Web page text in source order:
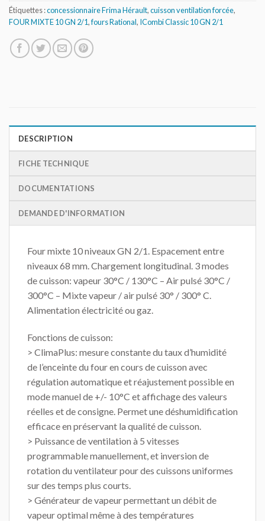
Étiquettes :concessionnaire Frima Hérault,cuisson ventilation forcée,
FOUR MIXTE 10 GN 2/1,fours Rational, ICombi Classic 10 GN 2/1
DESCRIPTION
FICHE TECHNIQUE
DOCUMENTATIONS
DEMANDE D'INFORMATION
Four mixte 10 niveaux GN 2/1. Espacement entre
niveaux 68 mm. Chargement longitudinal. 3 modes
de cuisson: vapeur 30°C / 130°C – Air pulsé 30°C /
300°C – Mixte vapeur / air pulsé 30° / 300° C.
Alimentation électricité ou gaz.
Fonctions de cuisson:
> ClimaPlus: mesure constante du taux d’humidité
de l’enceinte du four en cours de cuisson avec
régulation automatique et réajustement possible en
mode manuel de +/- 10°C et affichage des valeurs
réelles et de consigne. Permet une déshumidification
efficace en préservant la qualité de cuisson.
> Puissance de ventilation à 5 vitesses
programmable manuellement, et inversion de
rotation du ventilateur pour des cuissons uniformes
sur des temps plus courts.
> Générateur de vapeur permettant un débit de
vapeur optimal même à des températures